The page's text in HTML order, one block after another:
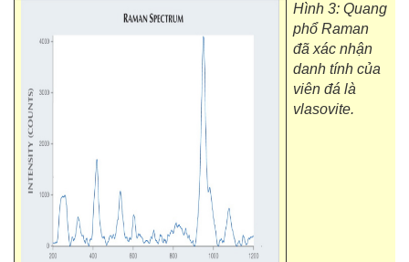
Hình 3: Quang
phổ Raman
đã xác nhận
danh tính của
viên đá là
vlasovite.